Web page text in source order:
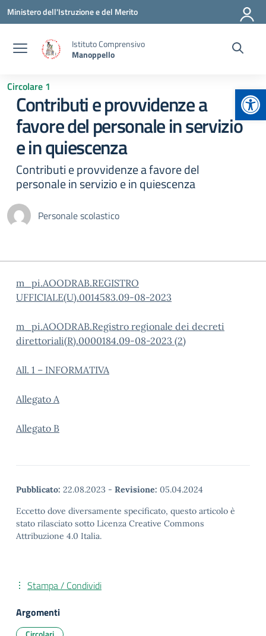
Vai ai contenuti
Vai al menu di navigazione
Vai al footer
Ministero dell'Istruzione e del Merito
Istituto Comprensivo
Manoppello
Circolare 1
Contributi e provvidenze a
favore del personale in servizio
e in quiescenza
Contributi e provvidenze a favore del
personale in servizio e in quiescenza
Personale scolastico
m_pi.AOODRAB.REGISTRO
UFFICIALE(U).0014583.09-08-2023
m_pi.AOODRAB.Registro regionale dei decreti
direttoriali(R).0000184.09-08-2023 (2)
All. 1 – INFORMATIVA
Allegato A
Allegato B
Pubblicato: 22.08.2023 - Revisione: 05.04.2024
Eccetto dove diversamente specificato, questo articolo è
stato rilasciato sotto Licenza Creative Commons
Attribuzione 4.0 Italia.
Stampa / Condividi
Argomenti